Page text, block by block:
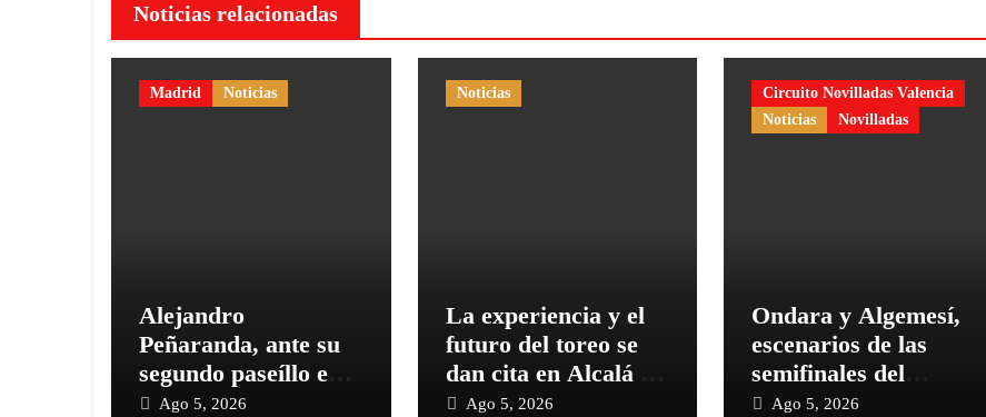
Noticias relacionadas
Madrid Noticias
Alejandro
Peñaranda, ante su
segundo paseíllo en
Las Ventas esta
Ago 5, 2026
Noticias
La experiencia y el
futuro del toreo se
dan cita en Alcalá de
Henares
Ago 5, 2026
Circuito Novilladas Valencia
Noticias
Novilladas
Ondara y Algemesí,
escenarios de las
semifinales del
Circuito Valenciano
Ago 5, 2026